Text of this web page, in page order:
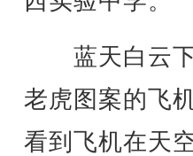
蓝天白云下
老虎图案的飞
看到飞机在天